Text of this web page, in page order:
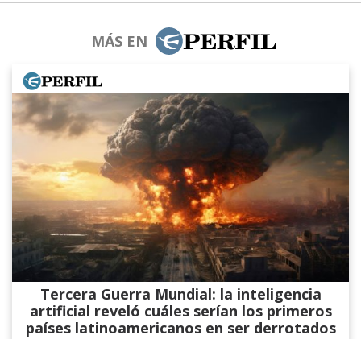
MÁS EN
Tercera Guerra Mundial: la inteligencia
artificial reveló cuáles serían los primeros
países latinoamericanos en ser derrotados